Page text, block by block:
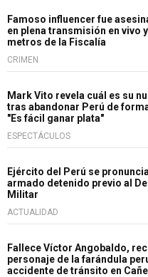
Famoso influencer fue
en plena transmisión en vivo
metros de la Fiscalía
CRIMEN
Mark Vito revela cuál es su
tras abandonar Perú de
"Es fácil ganar plata"
ESPECTÁCULOS
Ejército del Perú se
armado detenido previo al
Militar
ACTUALIDAD
Fallece Víctor Angobaldo,
personaje de la farándula
accidente de tránsito en